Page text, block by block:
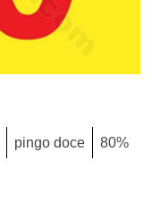
pingo doce 80%